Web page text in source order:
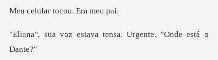
r tocou. E
tava tensa. Urgente.